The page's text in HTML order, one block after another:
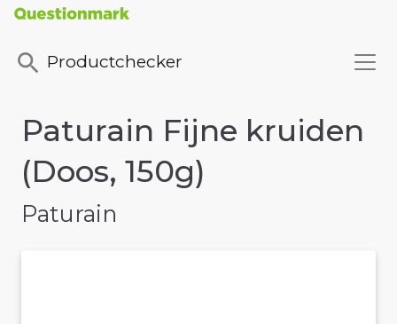
Productchecker
Paturain Fijne kruiden
(Doos, 150g)
Paturain